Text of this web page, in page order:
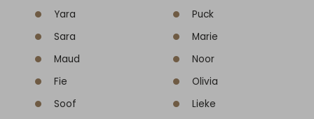
Yara
Sara
Maud
Fie
Soof
Puck
Marie
Noor
Olivia
Lieke